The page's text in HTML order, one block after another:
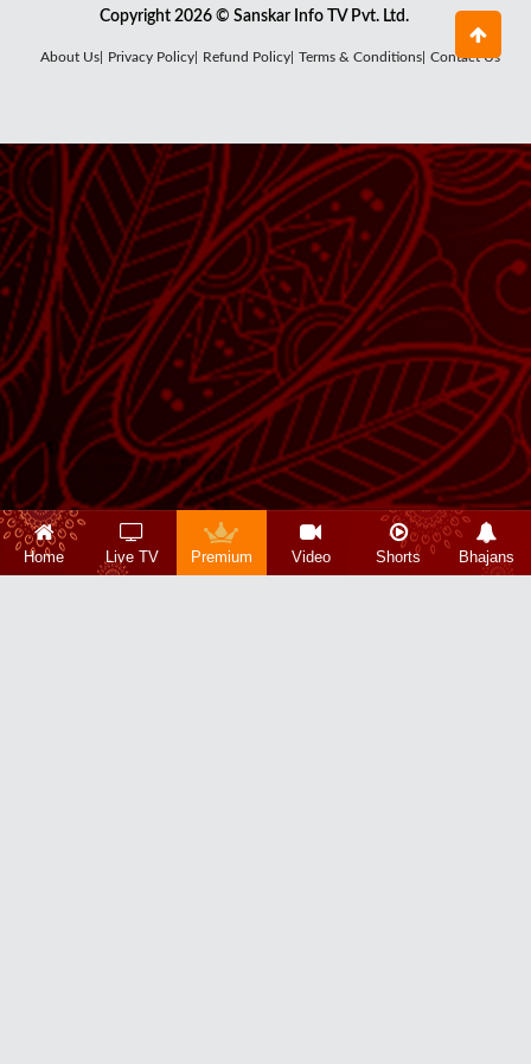
Copyright 2026 © Sanskar Info TV Pvt. Ltd.
About Us| Privacy Policy| Refund Policy| Terms & Conditions| Contact Us
Home Live TV Premium Video Shorts Bhajans